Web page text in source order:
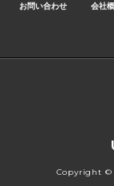
お問い合わせ 会社
Copyright ©